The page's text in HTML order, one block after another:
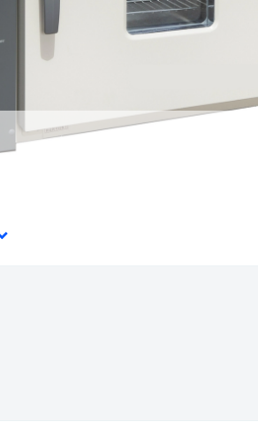
hoạt động hiệu quả còn mang lại